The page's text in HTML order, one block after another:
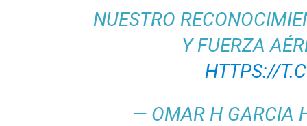
ATM Incorpora 20 Nuevos
Colectivos Piden A Lemus
Avenida Federación En
Caída De “El Mencho”
Morenistas Imparten Taller
NUESTRO
Y FUERZA
HTTPS://
— OMAR H GARCIA